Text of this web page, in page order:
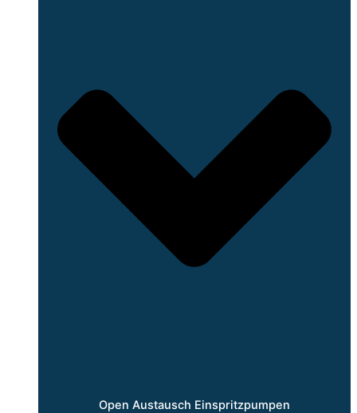
Open Austausch Einspritzpumpen